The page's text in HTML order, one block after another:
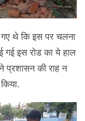
थे कि इस पर चलना
गई इस रोड का ये हाल
की राह न